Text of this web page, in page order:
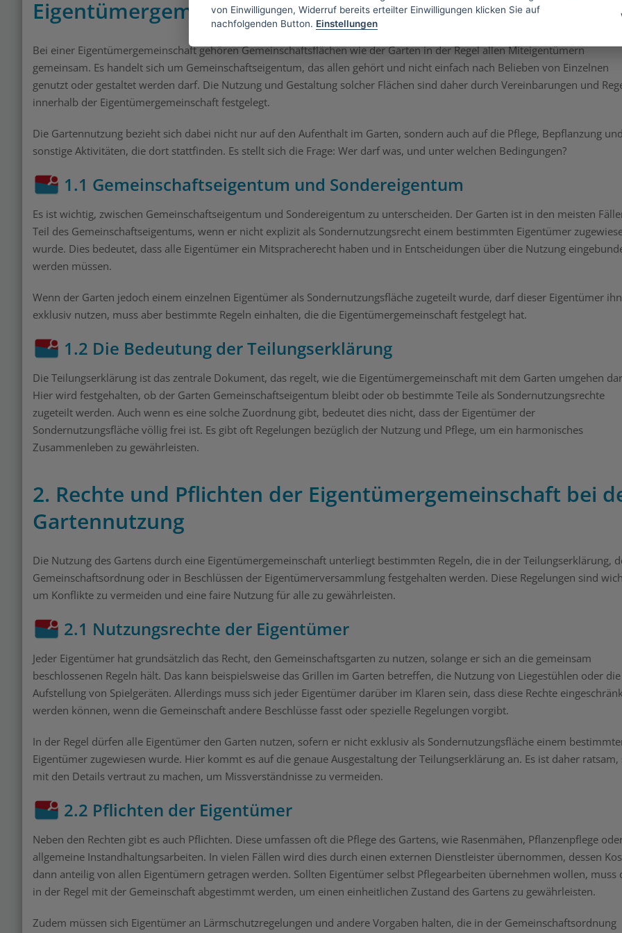
Eigentümergemeinschaft?
Bei einer Eigentümergemeinschaft gehören Gemeinschaftsflächen wie der Garten in der Regel allen Miteigentümern
gemeinsam. Es handelt sich um Gemeinschaftseigentum, das allen gehört und nicht einfach nach Belieben von Einzelnen
genutzt oder gestaltet werden darf. Die Nutzung und Gestaltung solcher Flächen sind daher durch Vereinbarungen und
innerhalb der Eigentümergemeinschaft festgelegt.
Die Gartennutzung bezieht sich dabei nicht nur auf den Aufenthalt im Garten, sondern auch auf die Pflege, Bepflanzung und
sonstige Aktivitäten, die dort stattfinden. Es stellt sich die Frage: Wer darf was, und unter welchen Bedingungen?
1.1 Gemeinschaftseigentum und Sondereigentum
Es ist wichtig, zwischen Gemeinschaftseigentum und Sondereigentum zu unterscheiden. Der Garten ist in den meisten
Teil des Gemeinschaftseigentums, wenn er nicht explizit als Sondernutzungsrecht einem bestimmten Eigentümer
wurde. Dies bedeutet, dass alle Eigentümer ein Mitspracherecht haben und in Entscheidungen über die Nutzung
werden müssen.
Wenn der Garten jedoch einem einzelnen Eigentümer als Sondernutzungsfläche zugeteilt wurde, darf dieser Eigentümer ihn
exklusiv nutzen, muss aber bestimmte Regeln einhalten, die die Eigentümergemeinschaft festgelegt hat.
1.2 Die Bedeutung der Teilungserklärung
Die Teilungserklärung ist das zentrale Dokument, das regelt, wie die Eigentümergemeinschaft mit dem Garten umgehen
Hier wird festgehalten, ob der Garten Gemeinschaftseigentum bleibt oder ob bestimmte Teile als Sondernutzungsrechte
zugeteilt werden. Auch wenn es eine solche Zuordnung gibt, bedeutet dies nicht, dass der Eigentümer der
Sondernutzungsfläche völlig frei ist. Es gibt oft Regelungen bezüglich der Nutzung und Pflege, um ein harmonisches
Zusammenleben zu gewährleisten.
2. Rechte und Pflichten der Eigentümergemeinschaft bei
Gartennutzung
Die Nutzung des Gartens durch eine Eigentümergemeinschaft unterliegt bestimmten Regeln, die in der Teilungserklärung,
Gemeinschaftsordnung oder in Beschlüssen der Eigentümerversammlung festgehalten werden. Diese Regelungen sind
um Konflikte zu vermeiden und eine faire Nutzung für alle zu gewährleisten.
2.1 Nutzungsrechte der Eigentümer
Jeder Eigentümer hat grundsätzlich das Recht, den Gemeinschaftsgarten zu nutzen, solange er sich an die gemeinsam
beschlossenen Regeln hält. Das kann beispielsweise das Grillen im Garten betreffen, die Nutzung von Liegestühlen oder die
Aufstellung von Spielgeräten. Allerdings muss sich jeder Eigentümer darüber im Klaren sein, dass diese Rechte
werden können, wenn die Gemeinschaft andere Beschlüsse fasst oder spezielle Regelungen vorgibt.
In der Regel dürfen alle Eigentümer den Garten nutzen, sofern er nicht exklusiv als Sondernutzungsfläche einem
Eigentümer zugewiesen wurde. Hier kommt es auf die genaue Ausgestaltung der Teilungserklärung an. Es ist daher ratsam,
mit den Details vertraut zu machen, um Missverständnisse zu vermeiden.
2.2 Pflichten der Eigentümer
Neben den Rechten gibt es auch Pflichten. Diese umfassen oft die Pflege des Gartens, wie Rasenmähen, Pflanzenpflege
allgemeine Instandhaltungsarbeiten. In vielen Fällen wird dies durch einen externen Dienstleister übernommen, dessen
dann anteilig von allen Eigentümern getragen werden. Sollten Eigentümer selbst Pflegearbeiten übernehmen wollen, muss
in der Regel mit der Gemeinschaft abgestimmt werden, um einen einheitlichen Zustand des Gartens zu gewährleisten.
Zudem müssen sich Eigentümer an Lärmschutzregelungen und andere Vorgaben halten, die in der Gemeinschaftsordnung
von Einwilligungen, Widerruf bereits erteilter Einwilligungen klicken Sie auf
nachfolgenden Button. Einstellungen